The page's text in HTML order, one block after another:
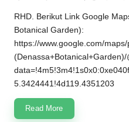
h
H
ij
a
u
D
Posted
by
RHD. Berikut Link Google
Botanical Garden):
https://www.google.com/
5.3424441!4d119.4351203
Read More